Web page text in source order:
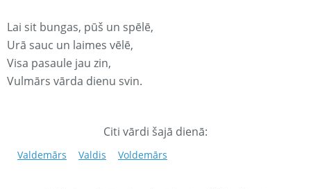
Lai sit bungas, pūš un spēlē,
Urā sauc un laimes vēlē,
Visa pasaule jau zin,
Vulmārs vārda dienu svin.
Citi vārdi šajā dienā:
Valdemārs Valdis Voldemārs